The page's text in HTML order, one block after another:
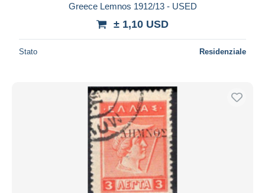
Greece Lemnos 1912/13 - USED
± 1,10 USD
Stato Residenziale